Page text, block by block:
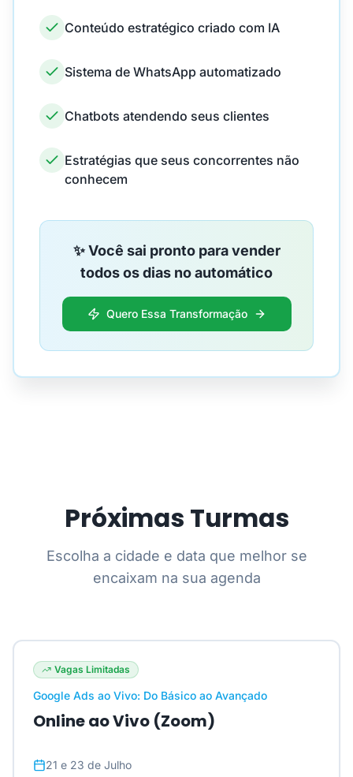
Conteúdo estratégico criado com IA
Sistema de WhatsApp automatizado
Chatbots atendendo seus clientes
Estratégias que seus concorrentes não
conhecem
✨ Você sai pronto para vender
todos os dias no automático
Quero Essa Transformação
Próximas Turmas
Escolha a cidade e data que melhor se
encaixam na sua agenda
Vagas Limitadas
Google Ads ao Vivo: Do Básico ao Avançado
Online ao Vivo (Zoom)
21 e 23 de Julho